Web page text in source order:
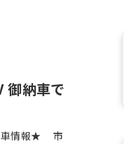
御納車で
車情報★ 市